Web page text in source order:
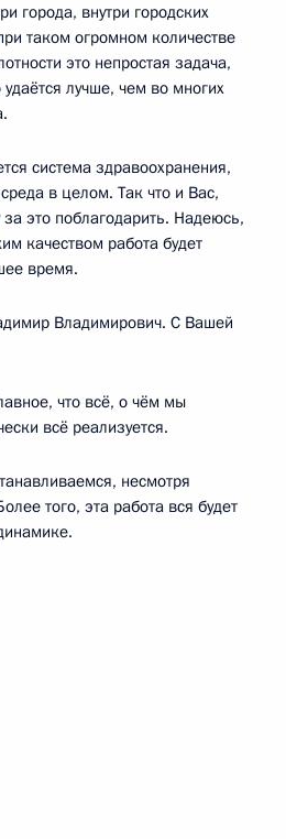
города, внутри городских
таком огромном количестве
это непростая задача,
лучше, чем во многих
система здравоохранения,
в целом. Так что и Вас,
это поблагодарить. Надеюсь,
качеством работа будет
время.
Владимирович. С Вашей
что всё, о чём мы
всё реализуется.
несмотря
того, эта работа вся будет